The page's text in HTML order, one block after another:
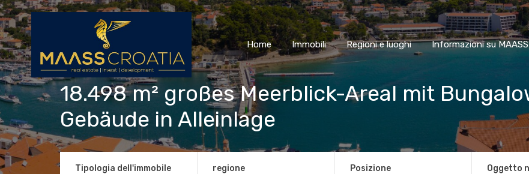
Home Immobili Regioni e luoghi Informazioni su
Home Immobili Regioni e luoghi Informazioni su
18.498 m² großes Meerblick-Areal mit
Gebäude in Alleinlage
Tipologia dell'immobile regione Posizione Oggetto